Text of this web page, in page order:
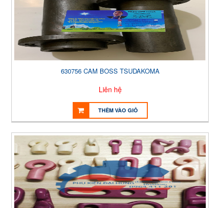
630756 CAM BOSS TSUDAKOMA
Liên hệ
THÊM VÀO GIỎ